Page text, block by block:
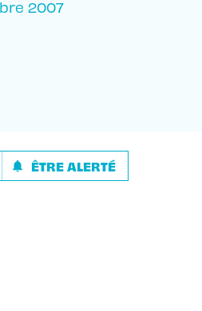
2007
notifications ÊTRE ALERTÉ